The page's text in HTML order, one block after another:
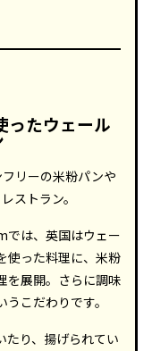
ったウェール
リーの米粉パンや
ストラン。
は、英国はウェー
使った料理に、米粉
を展開。さらに調味
こだわりです。
たり、揚げられてい